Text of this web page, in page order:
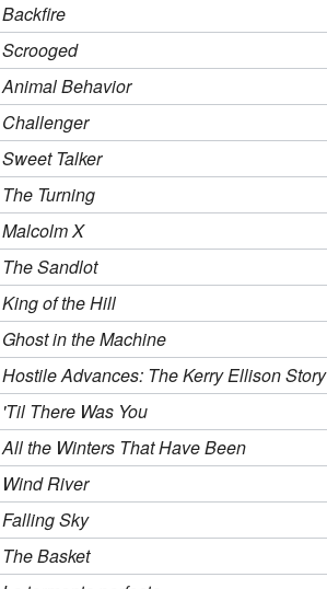
Backfire
Scrooged
Animal Behavior
Challenger
Sweet Talker
The Turning
Malcolm X
The Sandlot
King of the Hill
Ghost in the Machine
Hostile Advances: The Kerry Ellison Story
'Til There Was You
All the Winters That Have Been
Wind River
Falling Sky
The Basket